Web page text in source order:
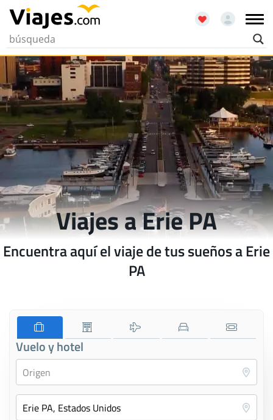
Viajes a Erie PA
Encuentra aquí el viaje de tus sueños a Erie
PA
Vuelo y hotel